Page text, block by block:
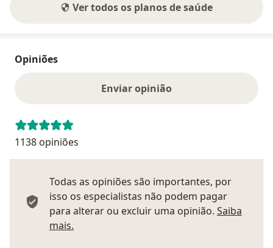
Ver todos os planos de saúde
Opiniões
Enviar opinião
1138 opiniões
Todas as opiniões são importantes, por
isso os especialistas não podem pagar
para alterar ou excluir uma opinião. Saiba
mais.